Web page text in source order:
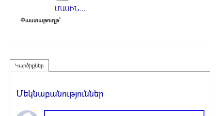
ՄԱՍԻՆ...
Փաստաթուղթ՝
Կարծիքներ
Մեկնաբանություններ